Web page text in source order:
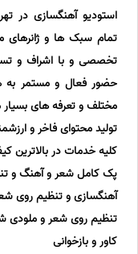
استودیو آهنگسازی در
تمام سبک ها و ژانرهای
تخصصی و با اشراف و
حضور فعال و مستمر به
مختلف و تعرفه های
تولید محتوای فاخر و
کلیه خدمات در بالاترین
پک کامل شعر و آهنگ و
آهنگسازی و تنظیم روی
تنظیم روی شعر و ملودی
کاور و بازخوانی